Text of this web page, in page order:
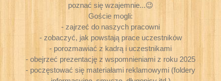
poznać się wzajemnie...😉
Goście mogli:
- zajrzeć do naszych pracowni
- zobaczyć, jak powstają prace uczestników
- porozmawiać z kadrą i uczestnikami
- obejrzeć prezentację z wspomnieniami z roku 2025
- poczęstować się materiałami reklamowymi (foldery